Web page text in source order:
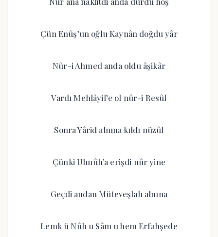
Çün Enûş’un oğlu Kaynân doğdu yâr
Nûr-i Ahmed anda oldu âşikâr
Vardı Mehlâyil’e ol nûr-i Resûl
Sonra Yârid alnına kıldı nüzûl
Çünki Uhnûh’a erişdi nûr yine
Geçdi andan Müteveşlah alnına
Lemk ü Nûh u Sâm u hem Erfahşede